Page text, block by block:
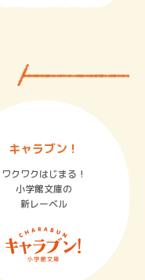
キャラブン！
ワクワクはじまる！
小学館文庫の
新レーベル